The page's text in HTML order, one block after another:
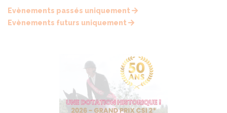
Evènements passés uniquement
Evènements futurs uniquement